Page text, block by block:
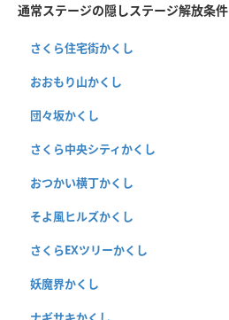
通常ステージの隠しステージ解放条件
さくら住宅街かくし
おおもり山かくし
団々坂かくし
さくら中央シティかくし
おつかい横丁かくし
そよ風ヒルズかくし
さくらEXツリーかくし
妖魔界かくし